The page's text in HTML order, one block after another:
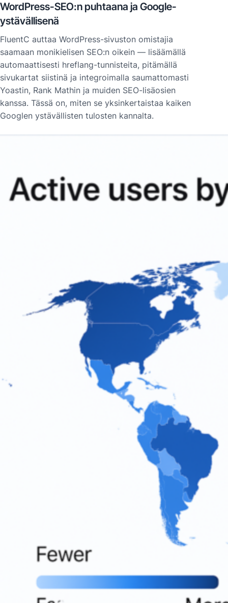
WordPress-SEO:n puhtaana ja Google-
ystävällisenä
FluentC auttaa WordPress-sivuston omistajia
saamaan monikielisen SEO:n oikein — lisäämällä
automaattisesti hreflang-tunnisteita, pitämällä
sivukartat siistinä ja integroimalla saumattomasti
Yoastin, Rank Mathin ja muiden SEO-lisäosien
kanssa. Tässä on, miten se yksinkertaistaa kaiken
Googlen ystävällisten tulosten kannalta.